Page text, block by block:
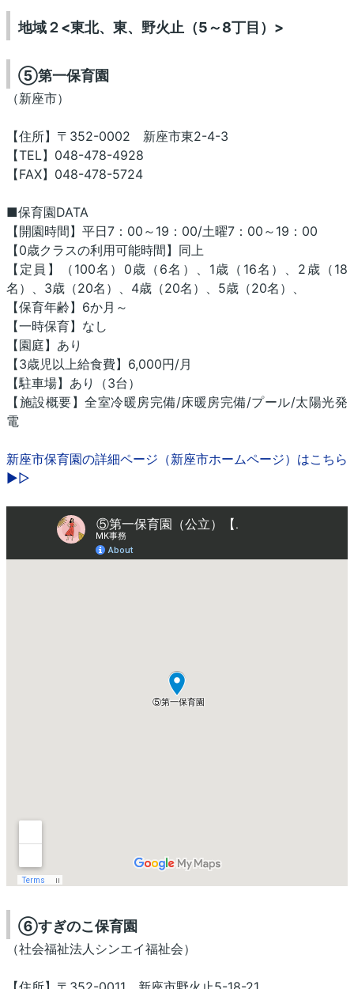
地域２<東北、東、野火止（5～8丁目）>
⑤第一保育園
（新座市）
【住所】〒352-0002 新座市東2-4-3
【TEL】048-478-4928
【FAX】048-478-5724
■保育園DATA
【開園時間】平日7：00～19：00/土曜7：00～19：00
【0歳クラスの利用可能時間】同上
【定員】（100名）0歳（6名）、1歳（16名）、2歳（18
名）、3歳（20名）、4歳（20名）、5歳（20名）、
【保育年齢】6か月～
【一時保育】なし
【園庭】あり
【3歳児以上給食費】6,000円/月
【駐車場】あり（3台）
【施設概要】全室冷暖房完備/床暖房完備/プール/太陽光発
電
新座市保育園の詳細ページ（新座市ホームページ）はこちら
▶▷
⑥すぎのこ保育園
（社会福祉法人シンエイ福祉会）